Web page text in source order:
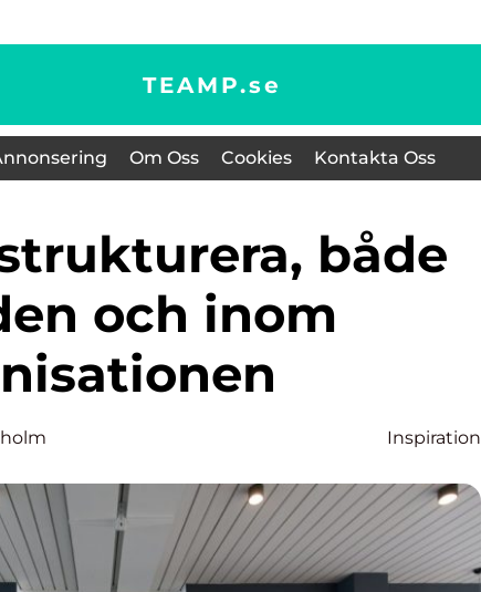
TEAMP.se
Om Oss Cookies Kontakta Oss
och inom
Inspiration